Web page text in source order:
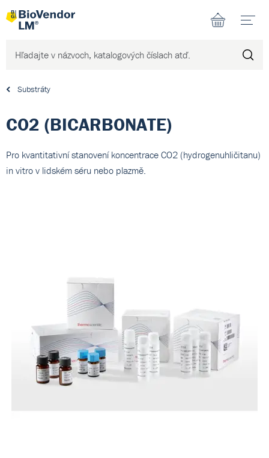
Substráty
CO2 (BICARBONATE)
Pro kvantitativní stanovení koncentrace CO2 (hydrogenuhličitanu)
in vitro v lidském séru nebo plazmě.